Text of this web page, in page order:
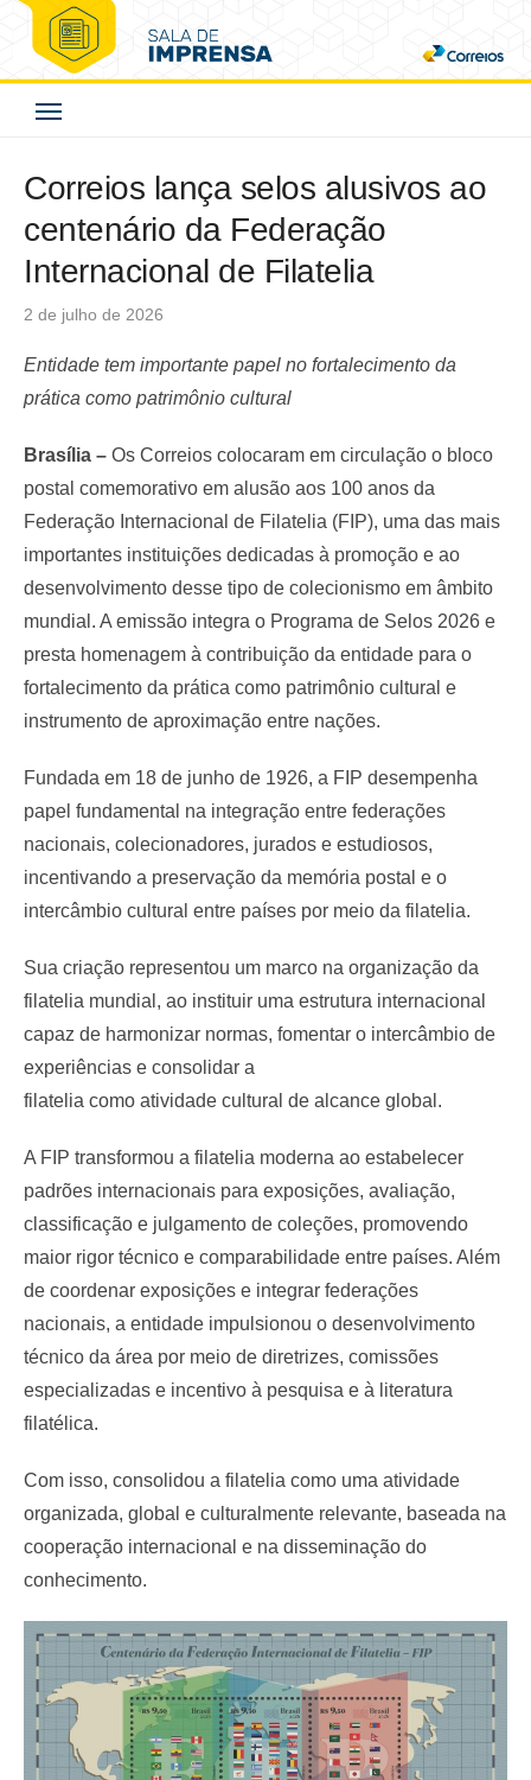
Skip
content
Correios - Sala de
Correios lança selos alusivos ao
centenário da Federação
Internacional de Filatelia
Posted
2 de julho de 2026
Entidade tem importante papel no fortalecimento da
prática como patrimônio cultural
Brasília – Os Correios colocaram em circulação o bloco
postal comemorativo em alusão aos 100 anos da
Federação Internacional de Filatelia (FIP), uma das mais
importantes instituições dedicadas à promoção e ao
desenvolvimento desse tipo de colecionismo em âmbito
mundial. A emissão integra o Programa de Selos 2026 e
presta homenagem à contribuição da entidade para o
fortalecimento da prática como patrimônio cultural e
instrumento de aproximação entre nações.
Fundada em 18 de junho de 1926, a FIP desempenha
papel fundamental na integração entre federações
nacionais, colecionadores, jurados e estudiosos,
incentivando a preservação da memória postal e o
intercâmbio cultural entre países por meio da filatelia.
Sua criação representou um marco na organização da
filatelia mundial, ao instituir uma estrutura internacional
capaz de harmonizar normas, fomentar o intercâmbio de
experiências e consolidar a
filatelia como atividade cultural de alcance global.
A FIP transformou a filatelia moderna ao estabelecer
padrões internacionais para exposições, avaliação,
classificação e julgamento de coleções, promovendo
maior rigor técnico e comparabilidade entre países. Além
de coordenar exposições e integrar federações
nacionais, a entidade impulsionou o desenvolvimento
técnico da área por meio de diretrizes, comissões
especializadas e incentivo à pesquisa e à literatura
filatélica.
Com isso, consolidou a filatelia como uma atividade
organizada, global e culturalmente relevante, baseada na
cooperação internacional e na disseminação do
conhecimento.